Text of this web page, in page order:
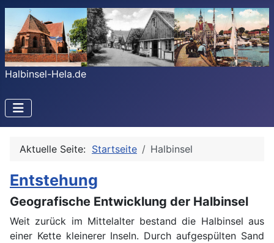
Halbinsel-Hela.de
Aktuelle Seite: Startseite Halbinsel
Entstehung
Geografische Entwicklung der Halbinsel
Weit zurück im Mittelalter bestand die Halbinsel aus
einer Kette kleinerer Inseln. Durch aufgespülten Sand